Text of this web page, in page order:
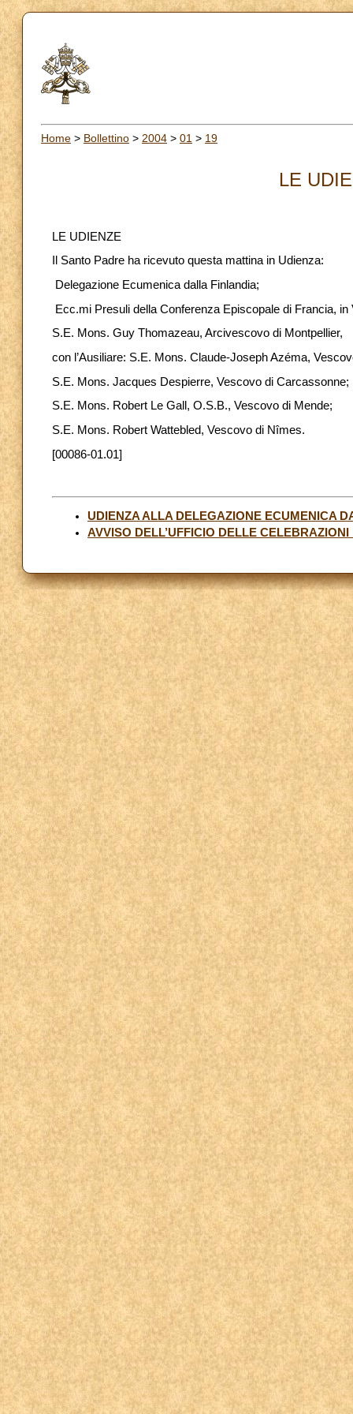
Home > Bollettino > 2004 > 01 > 19
LE
LE UDIENZE
Il Santo Padre ha ricevuto questa mattina in Udienza:
Delegazione Ecumenica dalla Finlandia;
Ecc.mi Presuli della Conferenza Episcopale di Francia,
S.E. Mons. Guy Thomazeau, Arcivescovo di Montpellier,
con l’Ausiliare: S.E. Mons. Claude-Joseph Azéma,
S.E. Mons. Jacques Despierre, Vescovo di Carcassonne;
S.E. Mons. Robert Le Gall, O.S.B., Vescovo di Mende;
S.E. Mons. Robert Wattebled, Vescovo di Nîmes.
[00086-01.01]
UDIENZA ALLA DELEGAZIONE ECUMENICA
AVVISO DELL’UFFICIO DELLE